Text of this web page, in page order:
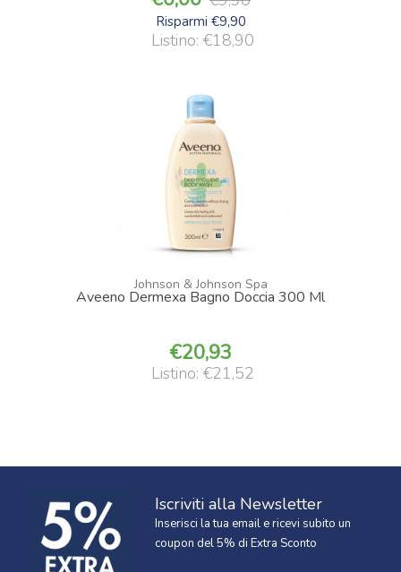
Risparmi €9,90
Listino: €18,90
Johnson & Johnson Spa
Aveeno Dermexa Bagno Doccia 300 Ml
20,93
Listino: €21,52
Iscriviti alla Newsletter
Inserisci la tua email e ricevi subito un
coupon del 5% di Extra Sconto